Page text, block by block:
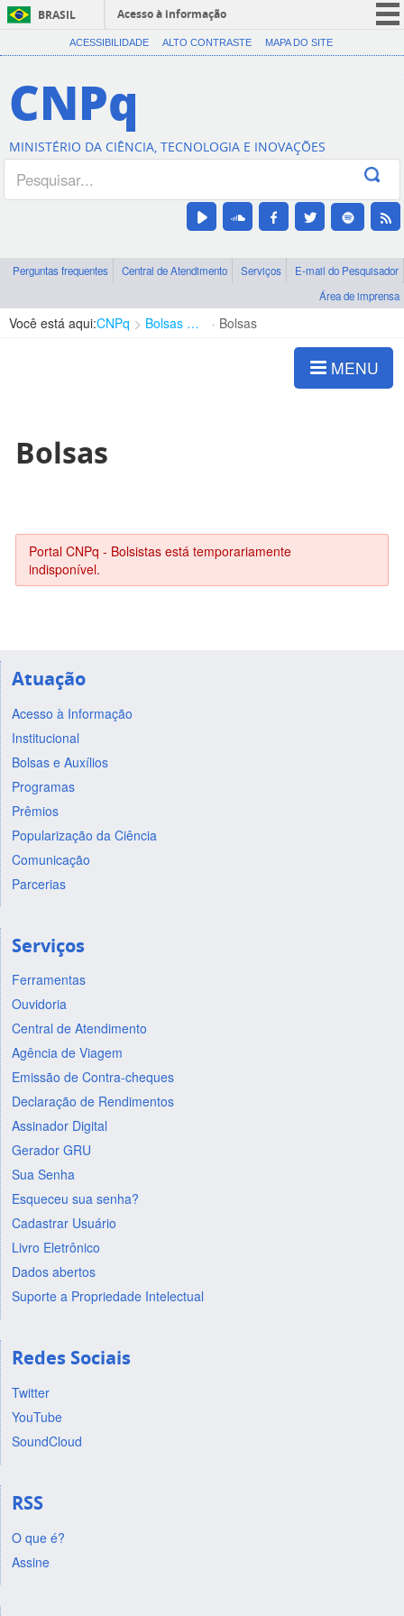
BRASIL
Acesso à informação
CORONAVÍRUS (COVID-19)
Canais
ACESSIBILIDADE ALTO CONTRASTE MAPA DO SITE
CNPq
MINISTÉRIO DA CIÊNCIA, TECNOLOGIA E INOVAÇÕES
Perguntas frequentes Central de Atendimento Serviços
E-mail do Pesquisador
Área de imprensa
Você está aqui:CNPq Bolsas e Auxílios Vigentes Bolsas
MENU
Bolsas
Portal CNPq - Bolsistas está temporariamente
indisponível.
Atuação
Acesso à Informação
Institucional
Bolsas e Auxílios
Programas
Prêmios
Popularização da Ciência
Comunicação
Parcerias
Serviços
Ferramentas
Ouvidoria
Central de Atendimento
Agência de Viagem
Emissão de Contra-cheques
Declaração de Rendimentos
Assinador Digital
Gerador GRU
Sua Senha
Esqueceu sua senha?
Cadastrar Usuário
Livro Eletrônico
Dados abertos
Suporte a Propriedade Intelectual
Redes Sociais
Twitter
YouTube
SoundCloud
RSS
O que é?
Assine